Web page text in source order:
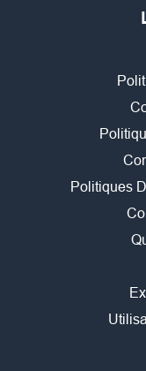
Politiques